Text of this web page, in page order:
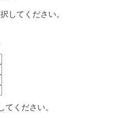
してください。
てください。